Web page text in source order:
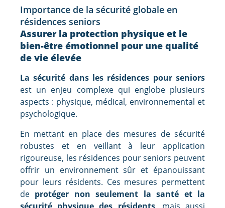
Importance de la sécurité globale en
résidences seniors
Assurer la protection physique et le
bien-être émotionnel pour une qualité
de vie élevée
La sécurité dans les résidences pour seniors
est un enjeu complexe qui englobe plusieurs
aspects : physique, médical, environnemental et
psychologique.
En mettant en place des mesures de sécurité
robustes et en veillant à leur application
rigoureuse, les résidences pour seniors peuvent
offrir un environnement sûr et épanouissant
pour leurs résidents. Ces mesures permettent
de protéger non seulement la santé et la